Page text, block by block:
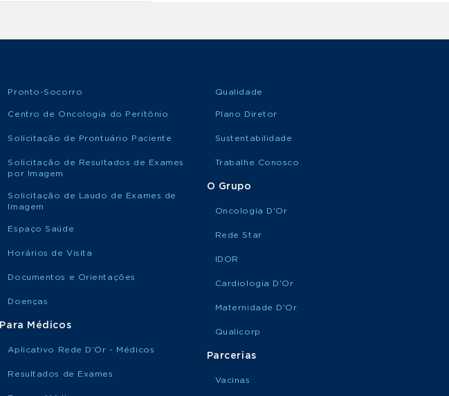
Pronto-Socorro
Centro de Oncologia do Peritônio
Solicitação de Prontuário Paciente
Solicitação de Resultados de Exames
por Imagem
Solicitação de Laudo de Exames de
Imagem
Espaço Saúde
Horários de Visita
Documentos e Orientações
Doenças
Para Médicos
Aplicativo Rede D’Or - Médicos
Resultados de Exames
Qualidade
Plano Diretor
Sustentabilidade
Trabalhe Conosco
O Grupo
Oncologia D'Or
Rede Star
IDOR
Cardiologia D'Or
Maternidade D'Or
Qualicorp
Parcerias
Vacinas